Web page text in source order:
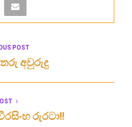
POST
අවුරුදු
රුරටා!!